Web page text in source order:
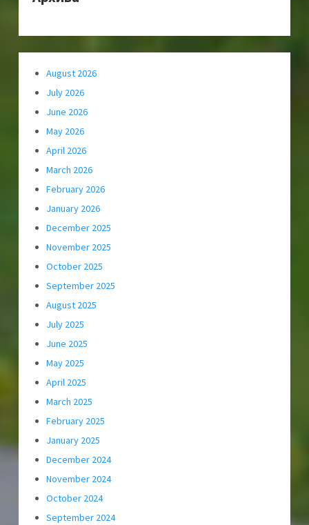
August 2026
July 2026
June 2026
May 2026
April 2026
March 2026
February 2026
January 2026
December 2025
November 2025
October 2025
September 2025
August 2025
July 2025
June 2025
May 2025
April 2025
March 2025
February 2025
January 2025
December 2024
November 2024
October 2024
September 2024